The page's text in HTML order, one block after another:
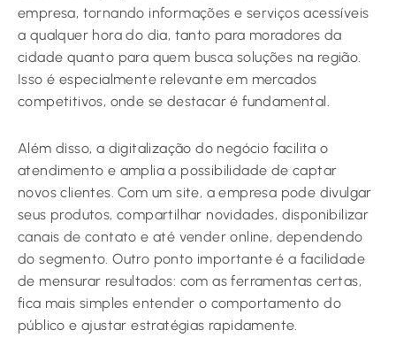
empresa, tornando informações e serviços acessíveis
a qualquer hora do dia, tanto para moradores da
cidade quanto para quem busca soluções na região.
Isso é especialmente relevante em mercados
competitivos, onde se destacar é fundamental.
Além disso, a digitalização do negócio facilita o
atendimento e amplia a possibilidade de captar
novos clientes. Com um site, a empresa pode divulgar
seus produtos, compartilhar novidades, disponibilizar
canais de contato e até vender online, dependendo
do segmento. Outro ponto importante é a facilidade
de mensurar resultados: com as ferramentas certas,
fica mais simples entender o comportamento do
público e ajustar estratégias rapidamente.